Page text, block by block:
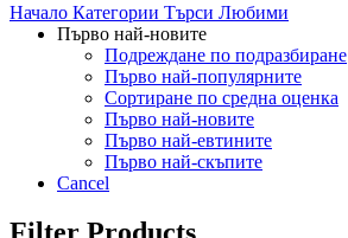
Начало Категории Търси Любими
Първо най-новите
Подреждане по подразбиране
Първо най-популярните
Сортиране по средна оценка
Първо най-новите
Първо най-евтините
Първо най-скъпите
Cancel